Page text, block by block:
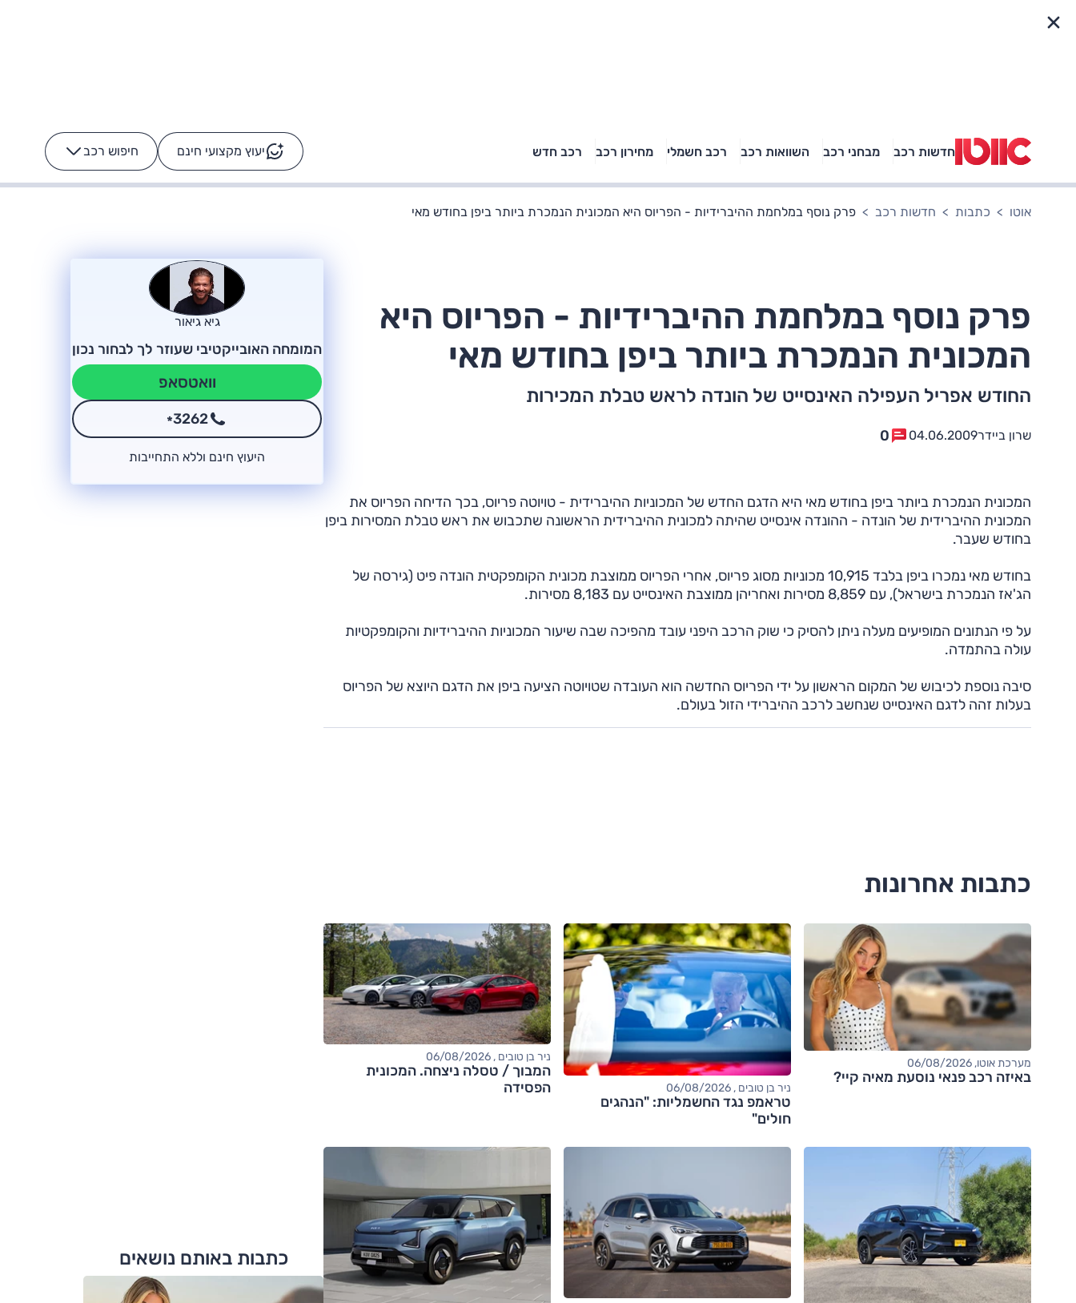
חדשות רכב מבחני רכב השוואות רכב רכב חשמלי מחירון רכב רכב חדש יעוץ מקצועי חינם חיפוש רכב -
באיזה רכב פנאי נוסעת
טויוטה ראב 4, קיה
ספורטאז' לונג ויונדאי
הנייר ועל הכביש
רכבי הסלבס: על מה נוסע
הרכב לא מתקלקל. המסך
כן
אוטו כתבות חדשות רכב פרק נוסף במלחמת ההיברידיות - הפריוס היא המכונית הנמכרת ביותר ביפן בחודש מאי
פרק נוסף במלחמת ההיברידיות - הפריוס היא
המכונית הנמכרת ביותר ביפן בחודש מאי
החודש אפריל העפילה האינסייט של הונדה לראש טבלת המכירות
שרון ביידר04.06.2009
0
המכונית הנמכרת ביותר ביפן בחודש מאי היא הדגם החדש של המכוניות ההיברידית - טויוטה פריוס, בכך הדיחה הפריוס את
המכונית ההיברידית של הונדה - ההונדה אינסייט שהיתה למכונית ההיברידית הראשונה שתכבוש את ראש טבלת המסירות ביפן
בחודש שעבר.
בחודש מאי נמכרו ביפן בלבד 10,915 מכוניות מסוג פריוס, אחרי הפריוס ממוצבת מכונית הקומפקטית הונדה פיט (גירסה של
הג'אז הנמכרת בישראל), עם 8,859 מסירות ואחריהן ממוצבת האינסייט עם 8,183 מסירות.
על פי הנתונים המופיעים מעלה ניתן להסיק כי שוק הרכב היפני עובד מהפיכה שבה שיעור המכוניות ההיברידיות והקומפקטיות
עולה בהתמדה.
סיבה נוספת לכיבוש של המקום הראשון על ידי הפריוס החדשה הוא העובדה שטויוטה הציעה ביפן את הדגם היוצא של הפריוס
בעלות זהה לדגם האינסייט שנחשב לרכב ההיברידי הזול בעולם.
כתבות אחרונות
מערכת אוטו, 06/08/2026
באיזה רכב פנאי נוסעת מאיה קיי?
ניר בן טובים , 06/08/2026
טראמפ נגד החשמליות: "הנהגים
חולים"
ניר בן טובים , 06/08/2026
המבוך / טסלה ניצחה. המכונית
הפסידה
גיא גיאור
המומחה האובייקטיבי שעוזר לך לבחור נכון
וואטסאפ
*3262
היעוץ חינם וללא התחייבות
כתבות באותם נושאים